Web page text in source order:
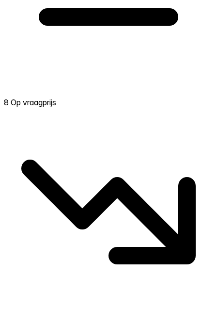
8 Op vraagprijs